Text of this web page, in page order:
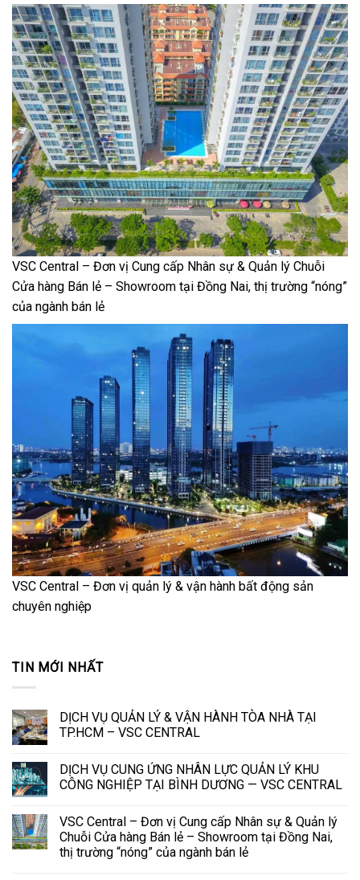
VSC Central – Đơn vị Cung cấp Nhân sự & Quản lý Chuỗi
Cửa hàng Bán lẻ – Showroom tại Đồng Nai, thị trường “nóng”
của ngành bán lẻ
VSC Central – Đơn vị quản lý & vận hành bất động sản
chuyên nghiệp
TIN MỚI NHẤT
DỊCH VỤ QUẢN LÝ & VẬN HÀNH TÒA NHÀ TẠI
TP.HCM – VSC CENTRAL
DỊCH VỤ CUNG ỨNG NHÂN LỰC QUẢN LÝ KHU
CÔNG NGHIỆP TẠI BÌNH DƯƠNG — VSC CENTRAL
VSC Central – Đơn vị Cung cấp Nhân sự & Quản lý
Chuỗi Cửa hàng Bán lẻ – Showroom tại Đồng Nai,
thị trường “nóng” của ngành bán lẻ